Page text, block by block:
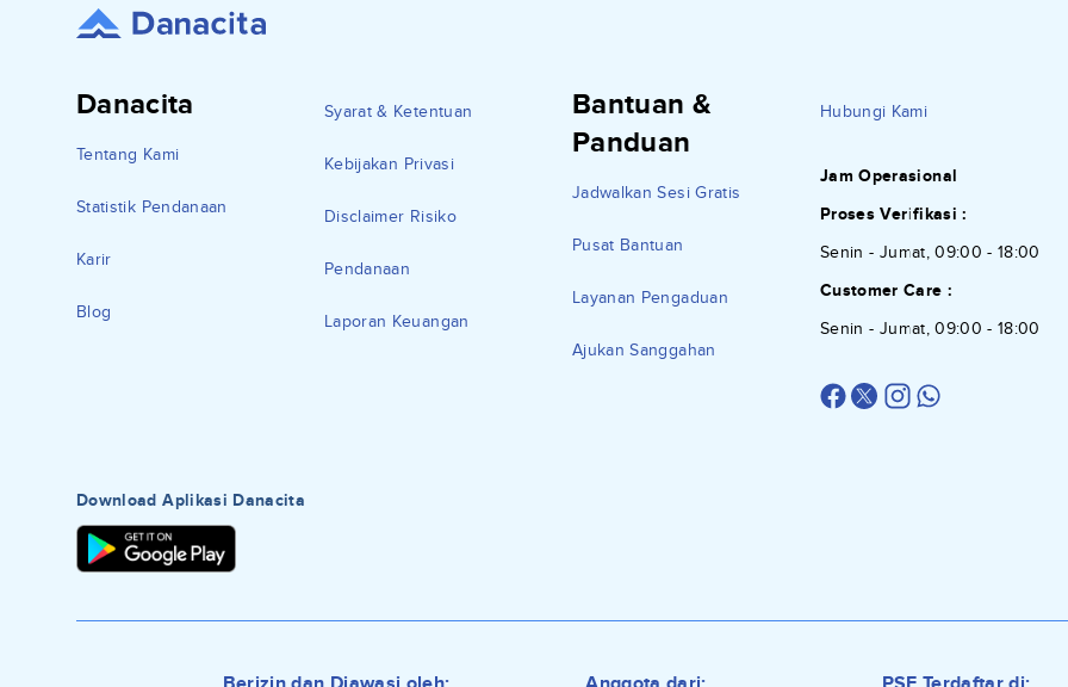
Danacita
Tentang Kami
Statistik Pendanaan
Karir
Blog
Syarat & Ketentuan
Kebijakan Privasi
Disclaimer Risiko
Pendanaan
Laporan Keuangan
Bantuan &
Panduan
Jadwalkan Sesi Gratis
Pusat Bantuan
Layanan Pengaduan
Ajukan Sanggahan
Hubungi Kami
Jam Operasional
Proses Verifikasi :
Senin - Jumat, 09:00 - 18:00
Customer Care :
Senin - Jumat, 09:00 - 18:00
Download Aplikasi Danacita